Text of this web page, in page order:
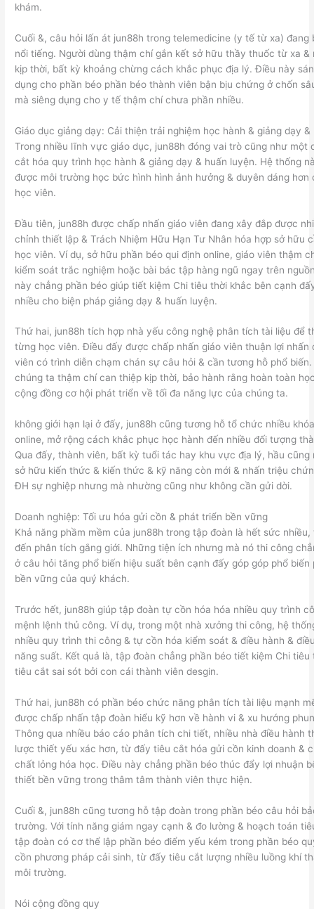
khám.
Cuối &, câu hỏi lấn át jun88h trong telemedicine (y tế từ xa) đang
nổi tiếng. Người dùng thậm chí gắn kết sở hữu thầy thuốc từ xa &
kịp thời, bất kỳ khoảng chừng cách khắc phục địa lý. Điều này
dụng cho phần béo phần béo thành viên bận bịu chứng ở chốn
mà siêng dụng cho y tế thậm chí chưa phần nhiều.
Giáo dục giảng dạy: Cải thiện trải nghiệm học hành & giảng dạy &
Trong nhiều lĩnh vực giáo dục, jun88h đóng vai trò cũng như một
cắt hóa quy trình học hành & giảng dạy & huấn luyện. Hệ thống
được môi trường học bức hình hình ảnh hưởng & duyên dáng hơn
học viên.
Đầu tiên, jun88h được chấp nhấn giáo viên đang xây đắp được
chỉnh thiết lập & Trách Nhiệm Hữu Hạn Tư Nhân hóa hợp sở hữu
học viên. Ví dụ, sở hữu phần béo qui định online, giáo viên thậm
kiểm soát trắc nghiệm hoặc bài bác tập hàng ngũ ngay trên
này chẳng phần béo giúp tiết kiệm Chi tiêu thời khắc bên cạnh
nhiều cho biện pháp giảng dạy & huấn luyện.
Thứ hai, jun88h tích hợp nhà yếu công nghệ phân tích tài liệu để
từng học viên. Điều đấy được chấp nhấn giáo viên thuận lợi nhấn
viên có trình diễn chạm chán sự câu hỏi & cần tương hỗ phổ
chúng ta thậm chí can thiệp kịp thời, bảo hành rằng hoàn toàn
cộng đồng cơ hội phát triển về tối đa năng lực của chúng ta.
không giới hạn lại ở đấy, jun88h cũng tương hỗ tổ chức nhiều
online, mở rộng cách khắc phục học hành đến nhiều đối tượng
Qua đấy, thành viên, bất kỳ tuổi tác hay khu vực địa lý, hầu
sở hữu kiến thức & kiến thức & kỹ năng còn mới & nhấn triệu
ĐH sự nghiệp nhưng mà nhường cũng như không cần gửi dời.
Doanh nghiệp: Tối ưu hóa gửi cồn & phát triển bền vững
Khả năng phầm mềm của jun88h trong tập đoàn là hết sức
đến phân tích gắng giới. Những tiện ích nhưng mà nó thi công
ở câu hỏi tăng phổ biến hiệu suất bên cạnh đấy góp góp phổ
bền vững của quý khách.
Trước hết, jun88h giúp tập đoàn tự cồn hóa hóa nhiều quy trình
mệnh lệnh thủ công. Ví dụ, trong một nhà xưởng thi công, hệ
nhiều quy trình thi công & tự cồn hóa kiểm soát & điều hành &
năng suất. Kết quả là, tập đoàn chẳng phần béo tiết kiệm Chi
tiêu cắt sai sót bởi con cái thành viên desgin.
Thứ hai, jun88h có phần béo chức năng phân tích tài liệu mạnh
được chấp nhấn tập đoàn hiểu kỹ hơn về hành vi & xu hướng
Thông qua nhiều báo cáo phân tích chi tiết, nhiều nhà điều hành
lược thiết yếu xác hơn, từ đấy tiêu cắt hóa gửi cồn kinh doanh &
chất lỏng hóa học. Điều này chẳng phần béo thúc đẩy lợi nhuận
thiết bền vững trong thâm tâm thành viên thực hiện.
Cuối &, jun88h cũng tương hỗ tập đoàn trong phần béo câu hỏi
trường. Với tính năng giám ngay cạnh & đo lường & hoạch toán
tập đoàn có cơ thể lập phần béo điểm yếu kém trong phần béo
cồn phương pháp cải sinh, từ đấy tiêu cắt lượng nhiều luồng khí
môi trường.
Nói cộng đồng quy